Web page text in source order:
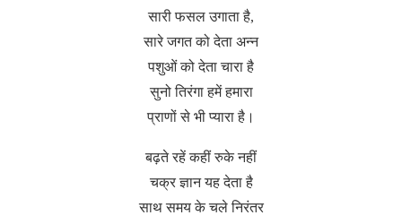
सारी फसल उगाता है,
सारे जगत को देता अन्न
पशुओं को देता चारा है
सुनो तिरंगा हमें हमारा
प्राणों से भी प्यारा है।
बढ़ते रहें कहीं रुके नहीं
चक्र ज्ञान यह देता है
साथ समय के चले निरंतर